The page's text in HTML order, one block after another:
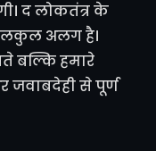
द लोकतंत्र के
अलग है।
बल्कि हमारे
जवाबदेही से पूर्ण